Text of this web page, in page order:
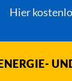
Hier